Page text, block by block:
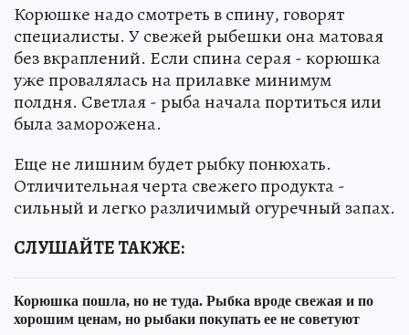
Корюшке надо смотреть в спину, говорят
специалисты. У свежей рыбешки она матовая
без вкраплений. Если спина серая - корюшка
уже провалялась на прилавке минимум
полдня. Светлая - рыба начала портиться или
была заморожена.
Еще не лишним будет рыбку понюхать.
Отличительная черта свежего продукта -
сильный и легко различимый огуречный запах.
СЛУШАЙТЕ ТАКЖЕ: